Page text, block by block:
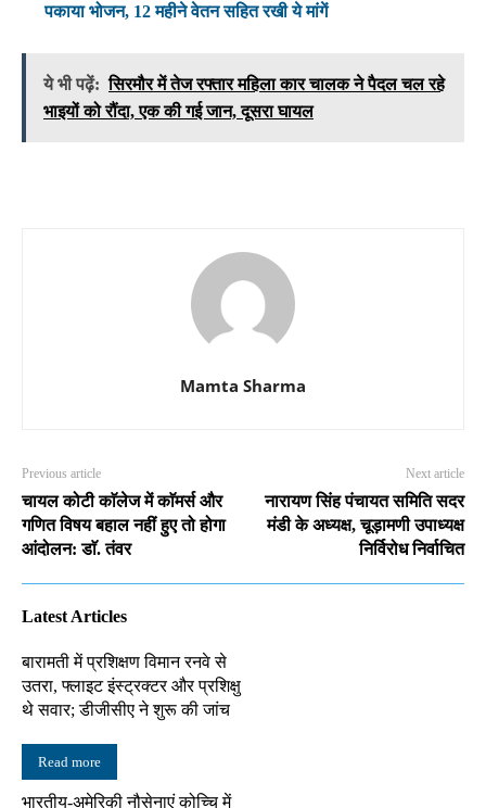
पकाया भोजन, 12 महीने वेतन सहित रखी ये मांगें
ये भी पढ़ें: सिरमौर में तेज रफ्तार महिला कार चालक ने पैदल चल रहे
भाइयों को रौंदा, एक की गई जान, दूसरा घायल
Mamta Sharma
Previous article
चायल कोटी काॅलेज में काॅमर्स और
गणित विषय बहाल नहीं हुए तो होगा
आंदोलन: डाॅ. तंवर
Next article
नारायण सिंह पंचायत समिति सदर
मंडी के अध्यक्ष, चूड़ामणी उपाध्यक्ष
निर्विरोध निर्वाचित
Latest Articles
बारामती में प्रशिक्षण विमान रनवे से
उतरा, फ्लाइट इंस्ट्रक्टर और प्रशिक्षु
थे सवार; डीजीसीए ने शुरू की जांच
Read more
भारतीय-अमेरिकी नौसेनाएं कोच्चि में